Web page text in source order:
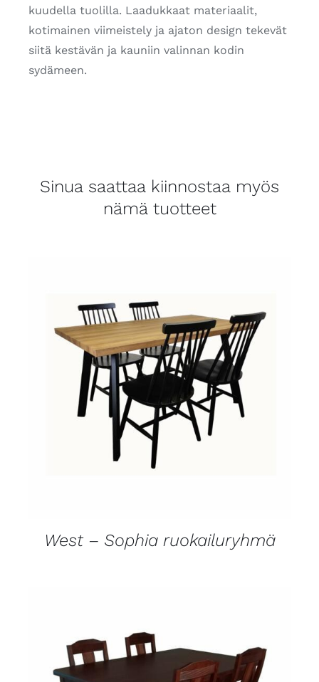
kuudella tuolilla. Laadukkaat materiaalit,
kotimainen viimeistely ja ajaton design tekevät
siitä kestävän ja kauniin valinnan kodin
sydämeen.
Sinua saattaa kiinnostaa myös
nämä tuotteet
West – Sophia ruokailuryhmä